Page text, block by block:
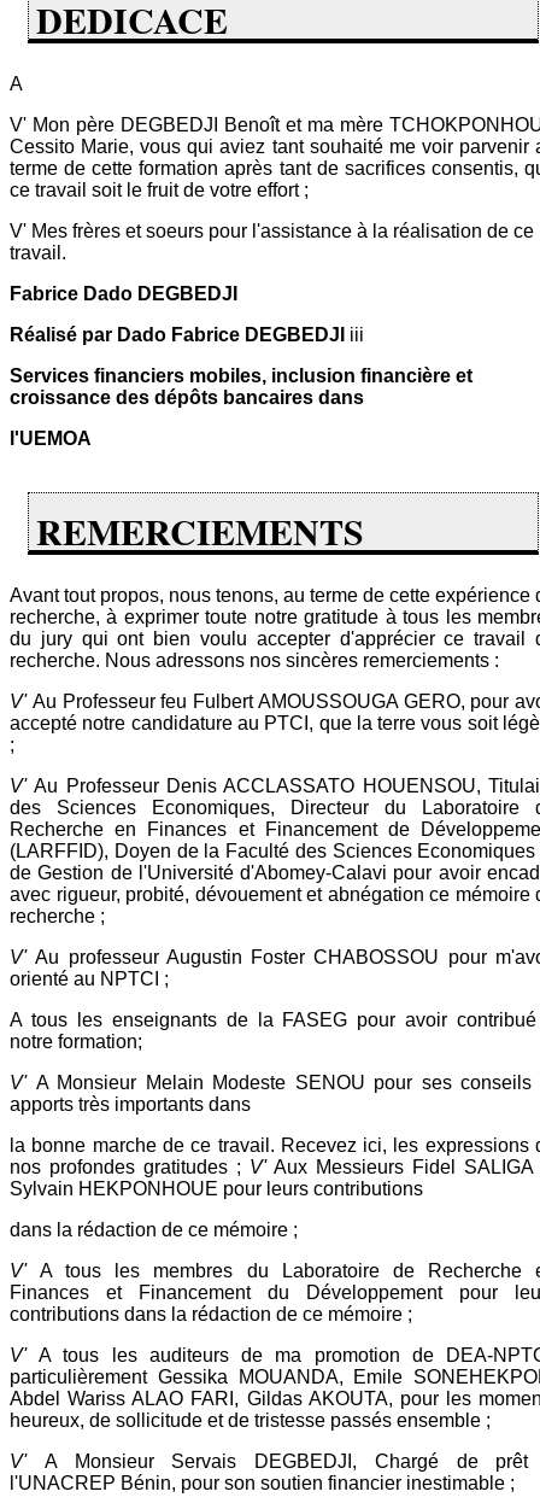
DEDICACE
A
V' Mon père DEGBEDJI Benoît et ma mère
Cessito Marie, vous qui aviez tant souhaité me voir parvenir
terme de cette formation après tant de sacrifices consentis,
ce travail soit le fruit de votre effort ;
V' Mes frères et soeurs pour l'assistance à la réalisation de ce
travail.
Fabrice Dado DEGBEDJI
Réalisé par Dado Fabrice DEGBEDJI iii
Services financiers mobiles, inclusion financière et
croissance des dépôts bancaires dans
l'UEMOA
REMERCIEMENTS
Avant tout propos, nous tenons, au terme de cette expérience
recherche, à exprimer toute notre gratitude à tous les
du jury qui ont bien voulu accepter d'apprécier ce travail
recherche. Nous adressons nos sincères remerciements :
V' Au Professeur feu Fulbert AMOUSSOUGA GERO, pour
accepté notre candidature au PTCI, que la terre vous soit
;
V'Au Professeur Denis ACCLASSATO HOUENSOU,
des Sciences Economiques, Directeur du Laboratoire
Recherche en Finances et Financement de
(LARFFID), Doyen de la Faculté des Sciences Economiques
de Gestion de l'Université d'Abomey-Calavi pour avoir
avec rigueur, probité, dévouement et abnégation ce mémoire
recherche ;
V'Au professeur Augustin Foster CHABOSSOU pour
orienté au NPTCI ;
A tous les enseignants de la FASEG pour avoir
notre formation;
V' A Monsieur Melain Modeste SENOU pour ses conseils
apports très importants dans
la bonne marche de ce travail. Recevez ici, les expressions
nos profondes gratitudes ; V'Aux Messieurs Fidel SALIGA
Sylvain HEKPONHOUE pour leurs contributions
dans la rédaction de ce mémoire ;
V'A tous les membres du Laboratoire de Recherche
Finances et Financement du Développement pour
contributions dans la rédaction de ce mémoire ;
V'A tous les auditeurs de ma promotion de DEA-
particulièrement Gessika MOUANDA, Emile
Abdel Wariss ALAO FARI, Gildas AKOUTA, pour les
heureux, de sollicitude et de tristesse passés ensemble ;
V' A Monsieur Servais DEGBEDJI, Chargé de
l'UNACREP Bénin, pour son soutien financier inestimable ;